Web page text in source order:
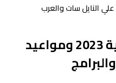
علي النايل سات والعرب
قناة النهار الجزائرية 2023 ومواعيد